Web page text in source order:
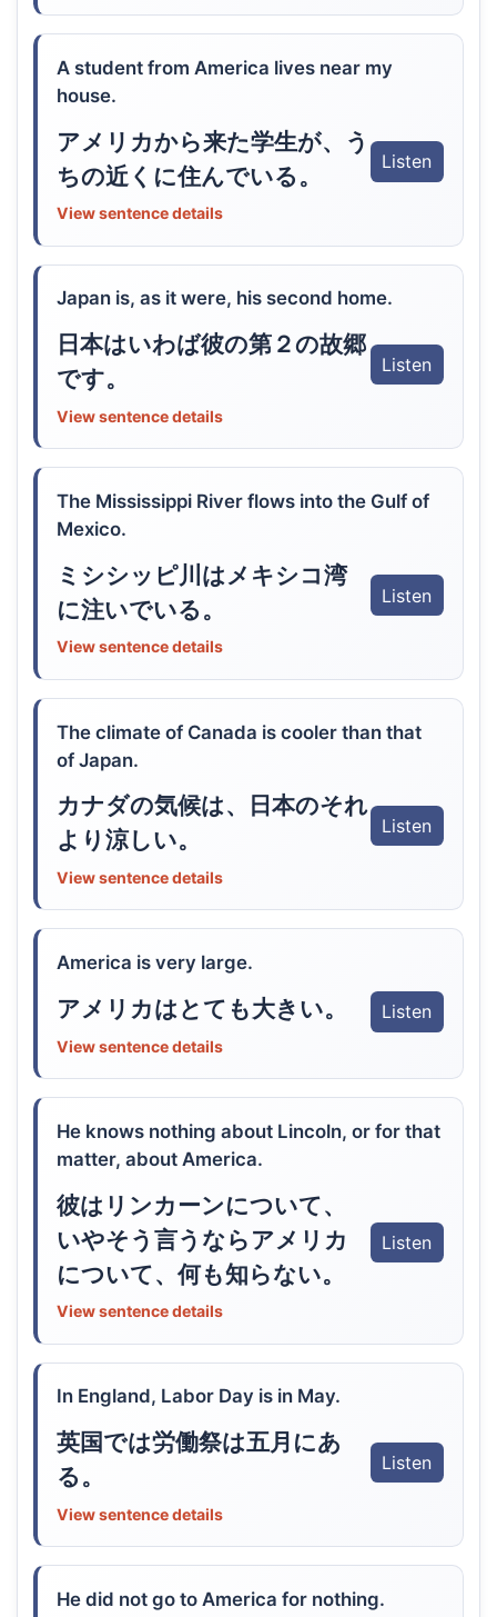
A student from America lives near my
house.
アメリカから来た学生が、う
ちの近くに住んでいる。
Listen
View sentence details
Japan is, as it were, his second home.
日本はいわば彼の第２の故郷
です。
Listen
View sentence details
The Mississippi River flows into the Gulf of
Mexico.
ミシシッピ川はメキシコ湾
に注いでいる。
Listen
View sentence details
The climate of Canada is cooler than that
of Japan.
カナダの気候は、日本のそれ
より涼しい。
Listen
View sentence details
America is very large.
アメリカはとても大きい。 Listen
View sentence details
He knows nothing about Lincoln, or for that
matter, about America.
彼はリンカーンについて、
いやそう言うならアメリカ
について、何も知らない。
Listen
View sentence details
In England, Labor Day is in May.
英国では労働祭は五月にあ
る。
Listen
View sentence details
He did not go to America for nothing.